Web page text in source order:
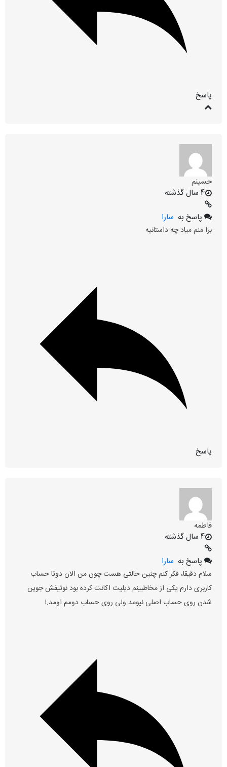
پاسخ
حسینم
4 سال گذشته
پاسخ به سارا
برا منم میاد چه داستانیه
پاسخ
فاطمه
4 سال گذشته
پاسخ به سارا
سلام دقیقا، فکر کنم چنین حالتی هست چون من الان دوتا حساب
کاربری دارم یکی از مخاطبینم دیلیت اکانت کرده بود نوتیفش جوین
شدن روی حساب اصلی نیومد ولی روی حساب دومم اومد.!